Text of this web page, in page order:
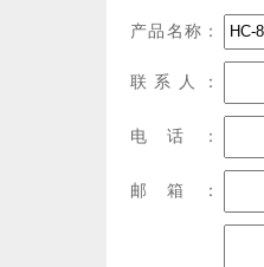
产品名称：
联系人：
电话：
邮箱：